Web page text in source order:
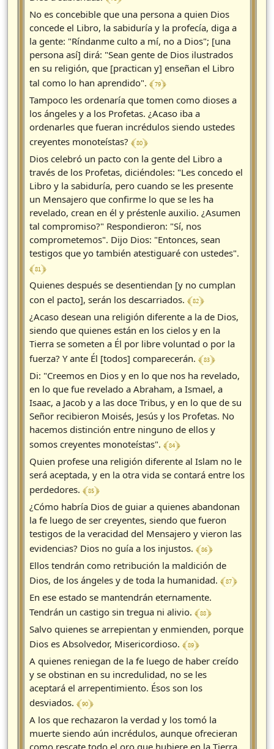
No es concebible que una persona a quien Dios
concede el Libro, la sabiduría y la profecía, diga a
la gente: "Ríndanme culto a mí, no a Dios"; [una
persona así] dirá: "Sean gente de Dios ilustrados
en su religión, que [practican y] enseñan el Libro
tal como lo han aprendido". ﴾ 79 ﴿
Tampoco les ordenaría que tomen como dioses a
los ángeles y a los Profetas. ¿Acaso iba a
ordenarles que fueran incrédulos siendo ustedes
creyentes monoteístas? ﴾ 80 ﴿
Dios celebró un pacto con la gente del Libro a
través de los Profetas, diciéndoles: "Les concedo el
Libro y la sabiduría, pero cuando se les presente
un Mensajero que confirme lo que se les ha
revelado, crean en él y préstenle auxilio. ¿Asumen
tal compromiso?" Respondieron: "Sí, nos
comprometemos". Dijo Dios: "Entonces, sean
testigos que yo también atestiguaré con ustedes".
﴾ 81 ﴿
Quienes después se desentiendan [y no cumplan
con el pacto], serán los descarriados. ﴾ 82 ﴿
¿Acaso desean una religión diferente a la de Dios,
siendo que quienes están en los cielos y en la
Tierra se someten a Él por libre voluntad o por la
fuerza? Y ante Él [todos] comparecerán. ﴾ 83 ﴿
Di: "Creemos en Dios y en lo que nos ha revelado,
en lo que fue revelado a Abraham, a Ismael, a
Isaac, a Jacob y a las doce Tribus, y en lo que de su
Señor recibieron Moisés, Jesús y los Profetas. No
hacemos distinción entre ninguno de ellos y
somos creyentes monoteístas". ﴾ 84 ﴿
Quien profese una religión diferente al Islam no le
será aceptada, y en la otra vida se contará entre los
perdedores. ﴾ 85 ﴿
¿Cómo habría Dios de guiar a quienes abandonan
la fe luego de ser creyentes, siendo que fueron
testigos de la veracidad del Mensajero y vieron las
evidencias? Dios no guía a los injustos. ﴾ 86 ﴿
Ellos tendrán como retribución la maldición de
Dios, de los ángeles y de toda la humanidad. ﴾ 87 ﴿
En ese estado se mantendrán eternamente.
Tendrán un castigo sin tregua ni alivio. ﴾ 88 ﴿
Salvo quienes se arrepientan y enmienden, porque
Dios es Absolvedor, Misericordioso. ﴾ 89 ﴿
A quienes reniegan de la fe luego de haber creído
y se obstinan en su incredulidad, no se les
aceptará el arrepentimiento. Ésos son los
desviados. ﴾ 90 ﴿
A los que rechazaron la verdad y los tomó la
muerte siendo aún incrédulos, aunque ofrecieran